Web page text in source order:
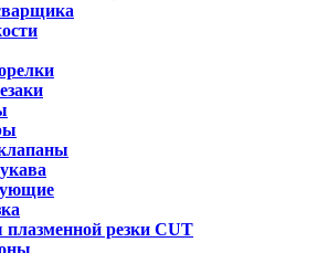
резки CUT